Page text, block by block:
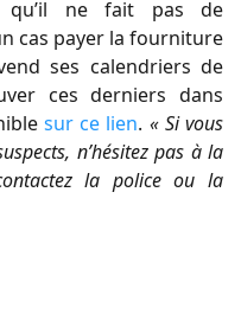
qu’il ne fait pas de
cas payer la fourniture
ses calendriers de
ces derniers dans
sur ce lien. « Si vous
n’hésitez pas à la
la police ou la